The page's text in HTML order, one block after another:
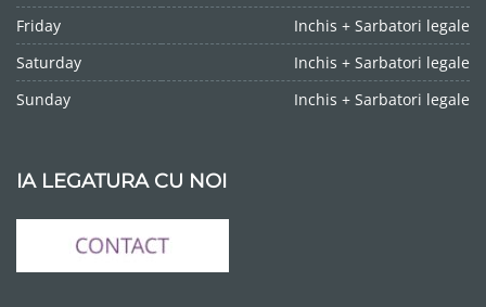
Friday
Inchis + Sarbatori legale
Saturday
Inchis + Sarbatori legale
Sunday
Inchis + Sarbatori legale
IA LEGATURA CU NOI